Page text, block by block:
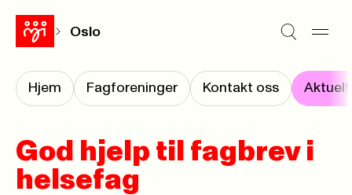
Oslo
Hjem Fagforeninger Kontakt oss Aktuelt
God hjelp til fagbrev i
helsefag